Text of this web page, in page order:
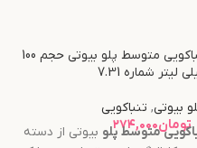
رنگ مو بلوند تنباکویی متوسط پلو بیوتی حجم 100
لیتر شماره 7.31
بیوتی, تنباکویی
تومان۲۷۴,۰۰۰
متوسط پلو بیوتی از دسته